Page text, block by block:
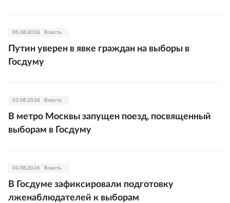
05.08.2026 Власть
Путин уверен в явке граждан на выборы в
Госдуму
03.08.2026 Власть
В метро Москвы запущен поезд, посвященный
выборам в Госдуму
03.08.2026 Власть
В Госдуме зафиксировали подготовку
лженаблюдателей к выборам